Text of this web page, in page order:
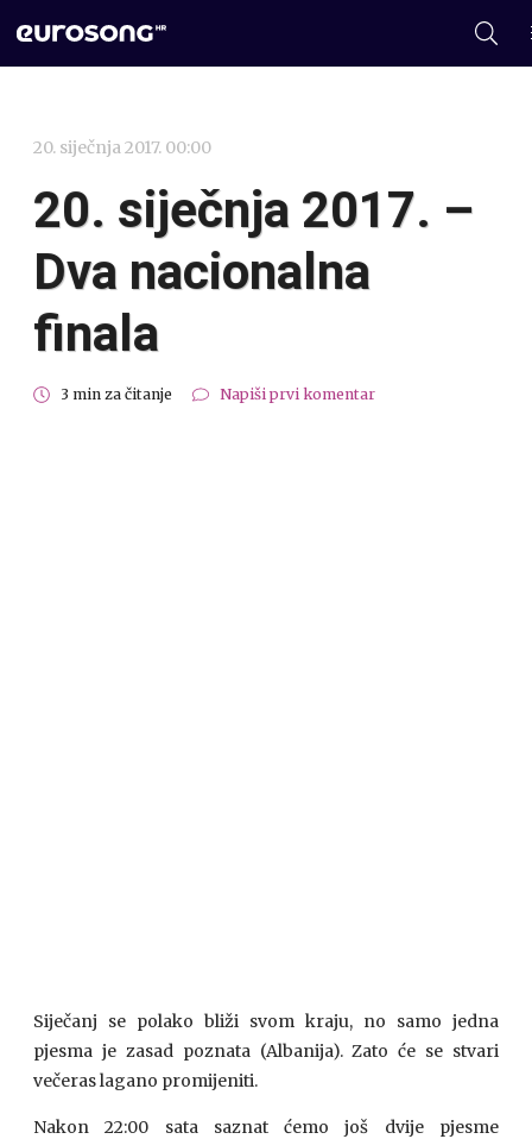
20. siječnja 2017. 00:00
20. siječnja 2017. –
Dva nacionalna
finala
3 min za čitanje Napiši prvi komentar
Siječanj se polako bliži svom kraju, no samo jedna
pjesma je zasad poznata (Albanija). Zato će se stvari
večeras lagano promijeniti.
Nakon 22:00 sata saznat ćemo još dvije pjesme